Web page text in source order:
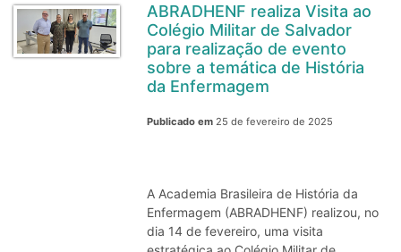
ABRADHENF realiza Visita ao
Colégio Militar de Salvador
para realização de evento
sobre a temática de História
da Enfermagem
Publicado em 25 de fevereiro de 2025
A Academia Brasileira de História da
Enfermagem (ABRADHENF) realizou, no
dia 14 de fevereiro, uma visita